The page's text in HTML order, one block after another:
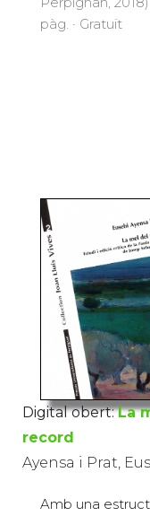
pàg. · Gratuït
Digital obert: La
record
Ayensa i Prat,
Amb una